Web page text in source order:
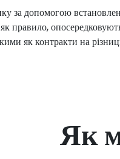
допомогою
правило,
як контракти на
Як